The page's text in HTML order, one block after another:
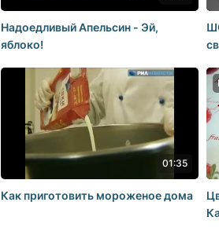
Надоедливый Апельсин - Эй,
яблоко!
01:35
Как приготовить мороженое дома